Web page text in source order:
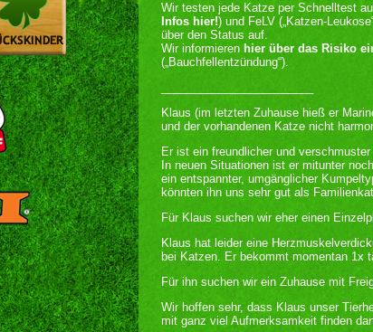
Wir testen jede Katze per Schnelltest
Infos hier!) und FeLV („Katzen-
über den Status auf.
Wir informieren hier über das Risiko
(„Bauchfellentzündung“).
Klaus (im letzten Zuhause hieß er
und der vorhandenen Katze nicht
Er ist ein freundlicher und
In neuen Situationen ist er mitunter
ein entspannter, umgänglicher
könnten ihn uns sehr gut als
Für Klaus suchen wir eher einen
Klaus hat leider eine
bei Katzen. Er bekommt momentan 1x
Für ihn suchen wir ein Zuhause mit
Wir hoffen sehr, dass Klaus unser
mit ganz viel Aufmerksamkeit finden